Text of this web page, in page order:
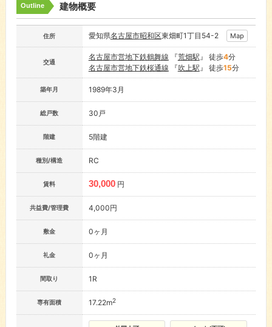
Outline 建物概要
住所 愛知県名古屋市昭和区東畑町1丁目54-2 Map
交通
名古屋市営地下鉄鶴舞線 『荒畑駅』 徒歩4分
名古屋市営地下鉄桜通線 『吹上駅』 徒歩15分
築年月 1989年3月
総戸数 30戸
階建 5階建
種別/構造 RC
賃料 30,000 円
共益費/管理費 4,000円
敷金 0ヶ月
礼金 0ヶ月
間取り 1R
専有面積 17.22m2